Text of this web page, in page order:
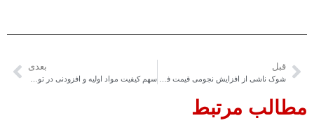
قبل بعدی
مطالب مرتبط